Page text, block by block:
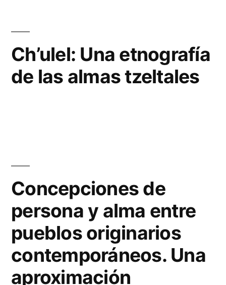
Ch’ulel: Una etnografía
de las almas tzeltales
Concepciones de
persona y alma entre
pueblos originarios
contemporáneos. Una
aproximación